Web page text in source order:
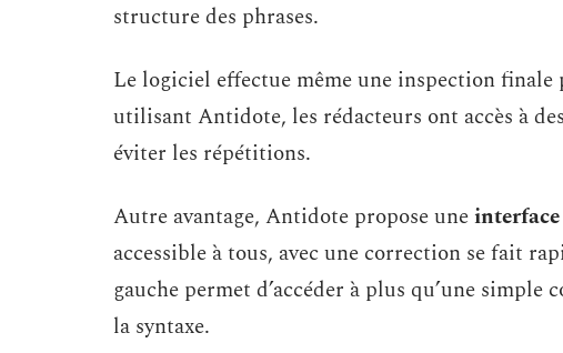
structure des phrases.
Le logiciel effectue même une inspection finale
utilisant Antidote, les rédacteurs ont accès à
éviter les répétitions.
Autre avantage, Antidote propose une
accessible à tous, avec une correction se fait
gauche permet d’accéder à plus qu’une
la syntaxe.